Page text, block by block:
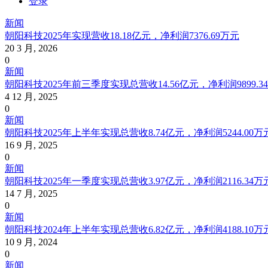
新闻
朝阳科技2025年实现营收18.18亿元，净利润7376.69万元
20 3 月, 2026
0
新闻
朝阳科技2025年前三季度实现总营收14.56亿元，净利润
4 12 月, 2025
0
新闻
朝阳科技2025年上半年实现总营收8.74亿元，净利润5244.00万
16 9 月, 2025
0
新闻
朝阳科技2025年一季度实现总营收3.97亿元，净利润2116.34万
14 7 月, 2025
0
新闻
朝阳科技2024年上半年实现总营收6.82亿元，净利润4188.10万
10 9 月, 2024
0
新闻